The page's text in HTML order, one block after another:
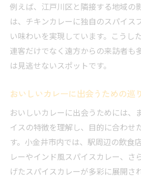
例えば、江戸川区と隣接する地域の
は、チキンカレーに独自のスパイス
い味わいを実現しています。こうし
連客だけでなく遠方からの来訪者も
は見逃せないスポットです。
おいしいカレーに出会うための巡
おいしいカレーに出会うためには、
イスの特徴を理解し、目的に合わせ
す。小金井市内では、駅周辺の飲食
レーやインド風スパイスカレー、さ
げたスパイスカレーが多彩に展開さ